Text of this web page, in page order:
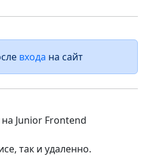
входа на сайт
Junior Frontend
так и удаленно.